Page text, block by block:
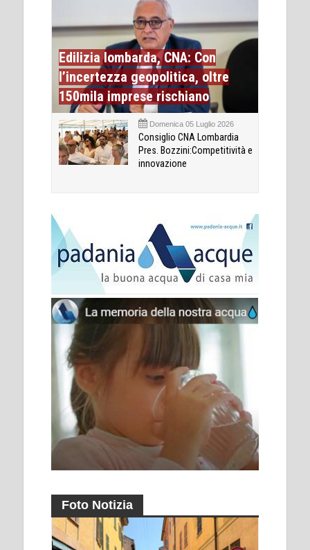
Edilizia lombarda, CNA: Con
l’incertezza geopolitica, oltre
150mila imprese rischiano
Domenica 05 Luglio 2026
Consiglio CNA Lombardia
Pres. Bozzini:Competitività e
innovazione
Foto Notizia